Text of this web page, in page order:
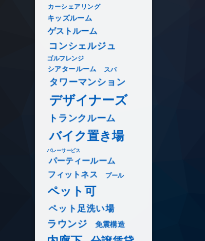
カーシェアリング
キッズルーム
ゲストルーム
コンシェルジュ
ゴルフレンジ
シアタールーム スパ
タワーマンション
デザイナーズ
トランクルーム
バイク置き場
バレーサービス
パーティールーム
フィットネス プール
ペット可
ペット足洗い場
ラウンジ 免震構造